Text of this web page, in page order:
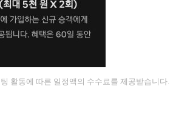
활동에 따른 일정액의 수수료를 제공받습니다.